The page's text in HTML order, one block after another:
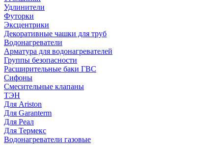
Удлинители
Футорки
Эксцентрики
Декоративные чашки для труб
Водонагреватели
Арматура для водонагревателей
Группы безопасности
Расширительные баки ГВС
Сифоны
Смесительные клапаны
ТЭН
Для Ariston
Для Garanterm
Для Реал
Для Термекс
Водонагреватели газовые